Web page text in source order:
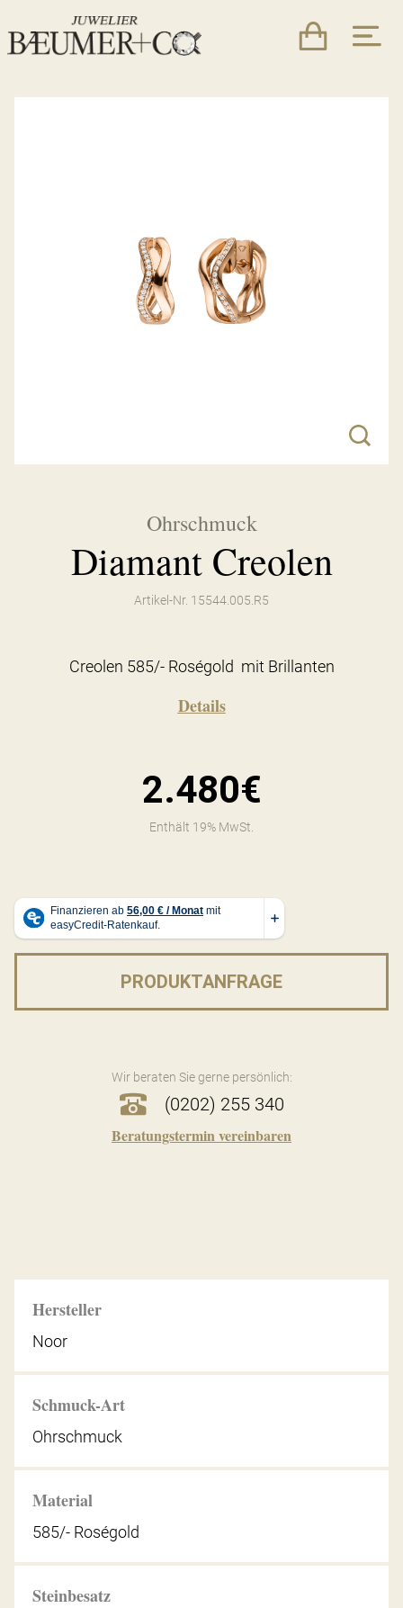
Ohrschmuck
Diamant Creolen
Artikel-Nr. 15544.005.R5
Creolen 585/- Roségold mit Brillanten
Details
2.480€
Enthält 19% MwSt.
PRODUKTANFRAGE
Wir beraten Sie gerne persönlich:
(0202) 255 340
Beratungstermin vereinbaren
Hersteller
Noor
Schmuck-Art
Ohrschmuck
Material
585/- Roségold
Steinbesatz